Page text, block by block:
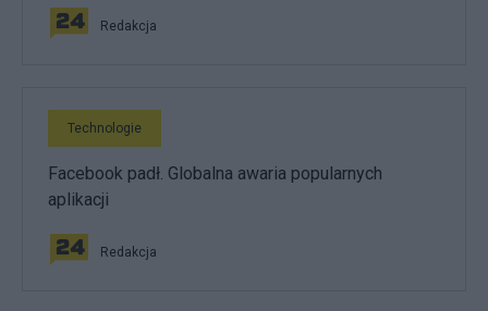
Redakcja
Technologie
Facebook padł. Globalna awaria popularnych
aplikacji
Redakcja